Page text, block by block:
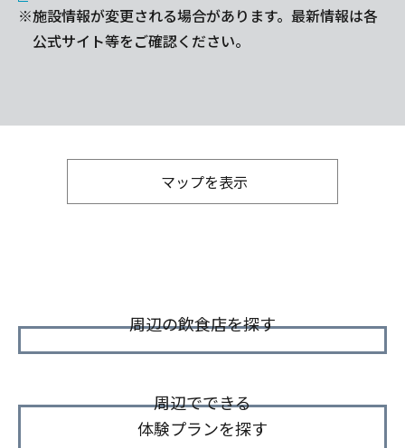
※施設情報が変更される場合があります。最新情報は各
公式サイト等をご確認ください。
マップを表示
周辺の飲食店を探す
周辺でできる
体験プランを探す